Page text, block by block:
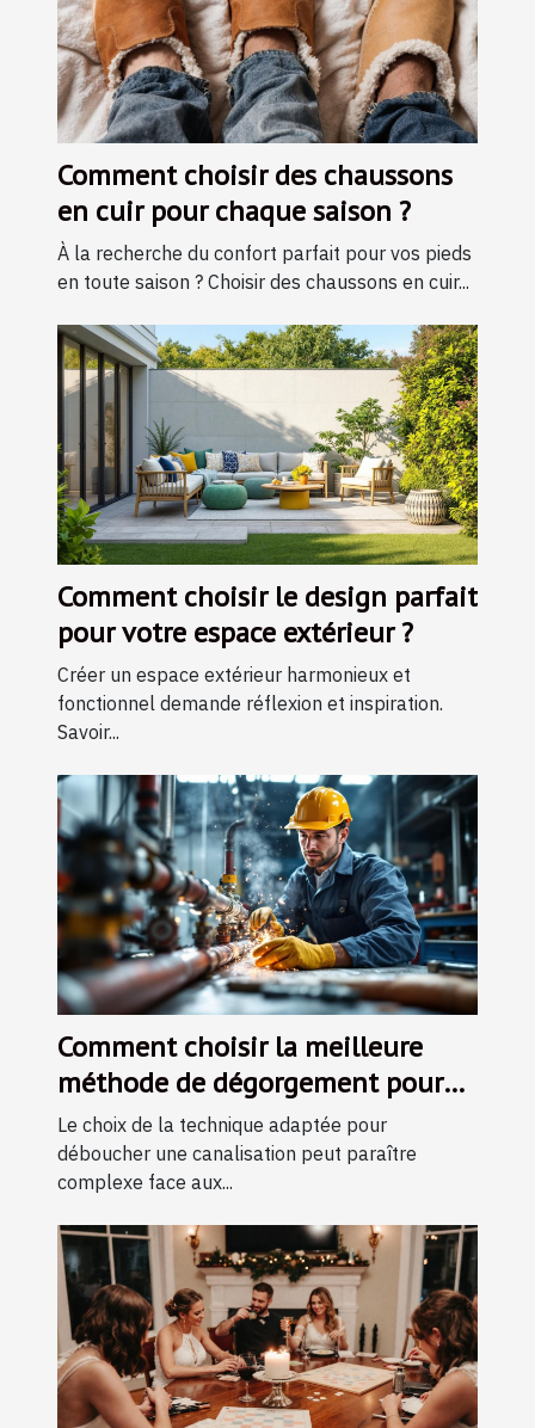
Comment choisir des chaussons
en cuir pour chaque saison ?
À la recherche du confort parfait pour vos pieds
en toute saison ? Choisir des chaussons en cuir...
Comment choisir le design parfait
pour votre espace extérieur ?
Créer un espace extérieur harmonieux et
fonctionnel demande réflexion et inspiration.
Savoir...
Comment choisir la meilleure
méthode de dégorgement pour
vos canalisations ?
Le choix de la technique adaptée pour
déboucher une canalisation peut paraître
complexe face aux...